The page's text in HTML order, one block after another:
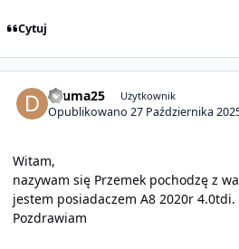
Cytuj
dzuma25 Użytkownik
Opublikowano27 Października
Witam,
nazywam się Przemek pochodzę z
jestem posiadaczem A8 2020r 4.0tdi.
Pozdrawiam